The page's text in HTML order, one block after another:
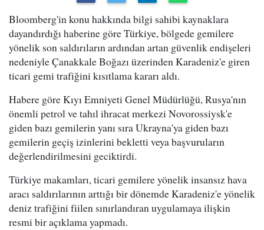
Bloomberg'in konu hakkında bilgi sahibi kaynaklara
dayandırdığı haberine göre Türkiye, bölgede gemilere
yönelik son saldırıların ardından artan güvenlik endişeleri
nedeniyle Çanakkale Boğazı üzerinden Karadeniz'e giren
ticari gemi trafiğini kısıtlama kararı aldı.
Habere göre Kıyı Emniyeti Genel Müdürlüğü, Rusya'nın
önemli petrol ve tahıl ihracat merkezi Novorossiysk'e
giden bazı gemilerin yanı sıra Ukrayna'ya giden bazı
gemilerin geçiş izinlerini bekletti veya başvuruların
değerlendirilmesini geciktirdi.
Türkiye makamları, ticari gemilere yönelik insansız hava
aracı saldırılarının arttığı bir dönemde Karadeniz'e yönelik
deniz trafiğini fiilen sınırlandıran uygulamaya ilişkin
resmi bir açıklama yapmadı.